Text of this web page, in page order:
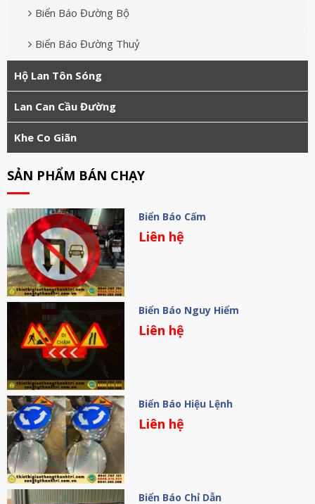
Biển Báo Đường Bộ
Biển Báo Đường Thuỷ
Hộ Lan Tôn Sóng
Lan Can Cầu Đường
Khe Co Giãn
SẢN PHẨM BÁN CHẠY
Biển Báo Cấm
Liên hệ
Biển Báo Nguy Hiểm
Liên hệ
Biển Báo Hiệu Lệnh
Liên hệ
Biển Báo Chỉ Dẫn